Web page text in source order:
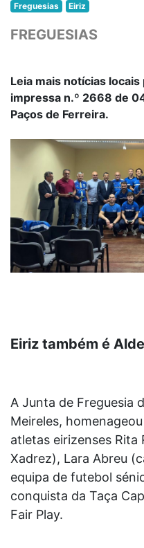
Freguesias Eiriz
FREGUESIAS
Leia mais notícias
impressa n.º 2668 de
Paços de Ferreira.
Eiriz também é
A Junta de Freguesia
Meireles,
atletas eirizenses Rita
Xadrez), Lara Abreu
equipa de futebol
conquista da Taça
Fair Play.